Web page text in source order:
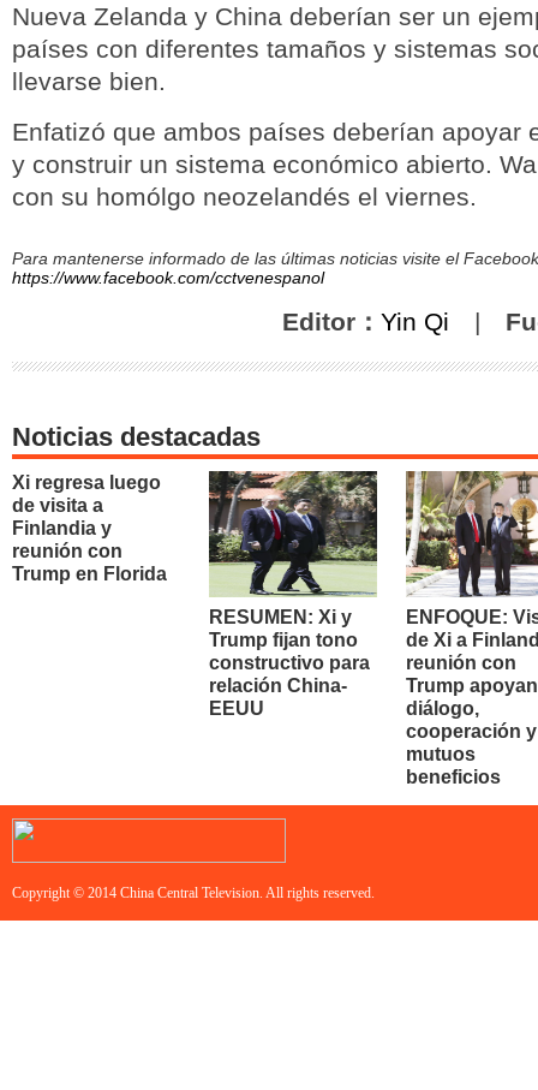
Nueva Zelanda y China deberían ser un
países con diferentes tamaños y sistemas
llevarse bien.
Enfatizó que ambos países deberían apoyar
y construir un sistema económico abierto.
con su homólgo neozelandés el viernes.
Para mantenerse informado de las últimas noticias visite el
https://www.facebook.com/cctvenespanol
Editor： Yin Qi |
Noticias destacadas
Xi regresa luego
de visita a
Finlandia y
reunión con
Trump en Florida
RESUMEN: Xi y
Trump fijan tono
constructivo para
relación China-
EEUU
ENFOQUE:
de Xi a
reunión con
Trump apoyan
diálogo,
cooperación y
mutuos
beneficios
Copyright © 2014 China Central Television. All rights reserved.